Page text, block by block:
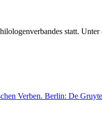
statt.
Verben. Berlin: De